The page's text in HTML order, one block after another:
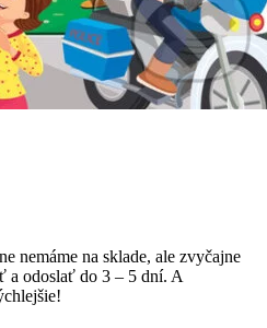
nemáme na sklade, ale zvyčajne
a odoslať do 3 – 5 dní. A